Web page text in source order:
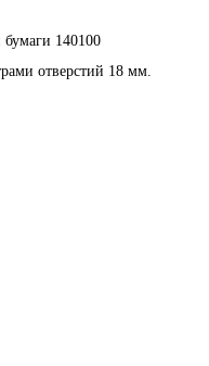
бумаги 140100
отверстий 18 мм.